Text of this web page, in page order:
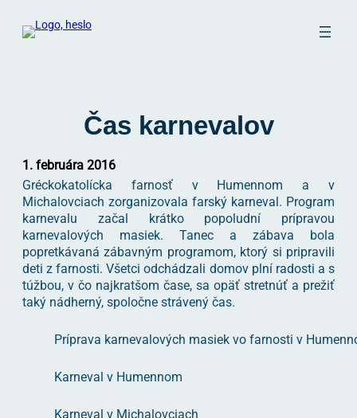
Čas karnevalov
1. februára 2016
Gréckokatolícka farnosť v Humennom a v
Michalovciach zorganizovala farský karneval. Program
karnevalu začal krátko popoludní prípravou
karnevalových masiek. Tanec a zábava bola
popretkávaná zábavným programom, ktorý si pripravili
deti z farnosti. Všetci odchádzali domov plní radosti a s
túžbou, v čo najkratšom čase, sa opäť stretnúť a prežiť
taký nádherný, spoločne strávený čas.
Príprava karnevalových masiek vo farnosti v
Karneval v Humennom
Karneval v Michalovciach